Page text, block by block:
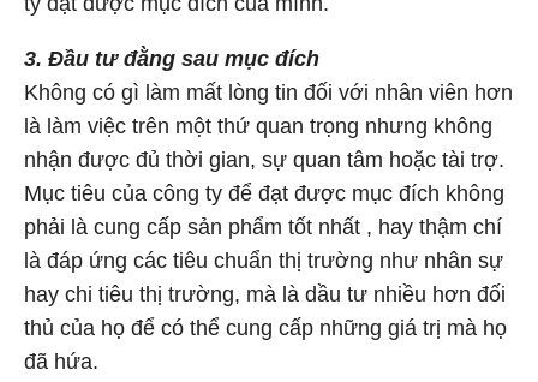
3. Đầu tư đằng sau mục đích
Không có gì làm mất lòng tin đối với nhân viên hơn
là làm việc trên một thứ quan trọng nhưng không
nhận được đủ thời gian, sự quan tâm hoặc tài trợ.
Mục tiêu của công ty để đạt được mục đích không
phải là cung cấp sản phẩm tốt nhất , hay thậm chí
là đáp ứng các tiêu chuẩn thị trường như nhân sự
hay chi tiêu thị trường, mà là dầu tư nhiều hơn đối
thủ của họ để có thể cung cấp những giá trị mà họ
đã hứa.